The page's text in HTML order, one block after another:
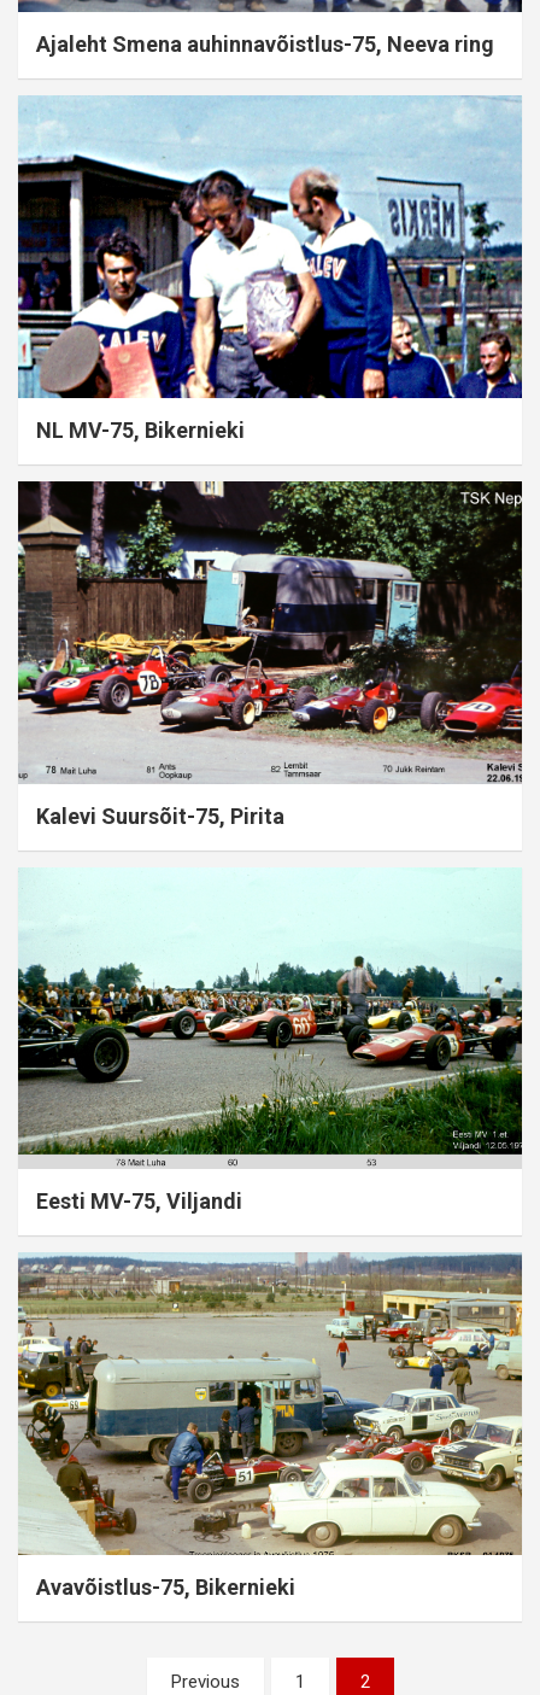
Ajaleht Smena auhinnavõistlus-75, Neeva ring
NL MV-75, Bikernieki
Kalevi Suursõit-75, Pirita
Eesti MV-75, Viljandi
Avavõistlus-75, Bikernieki
Previous 1 2